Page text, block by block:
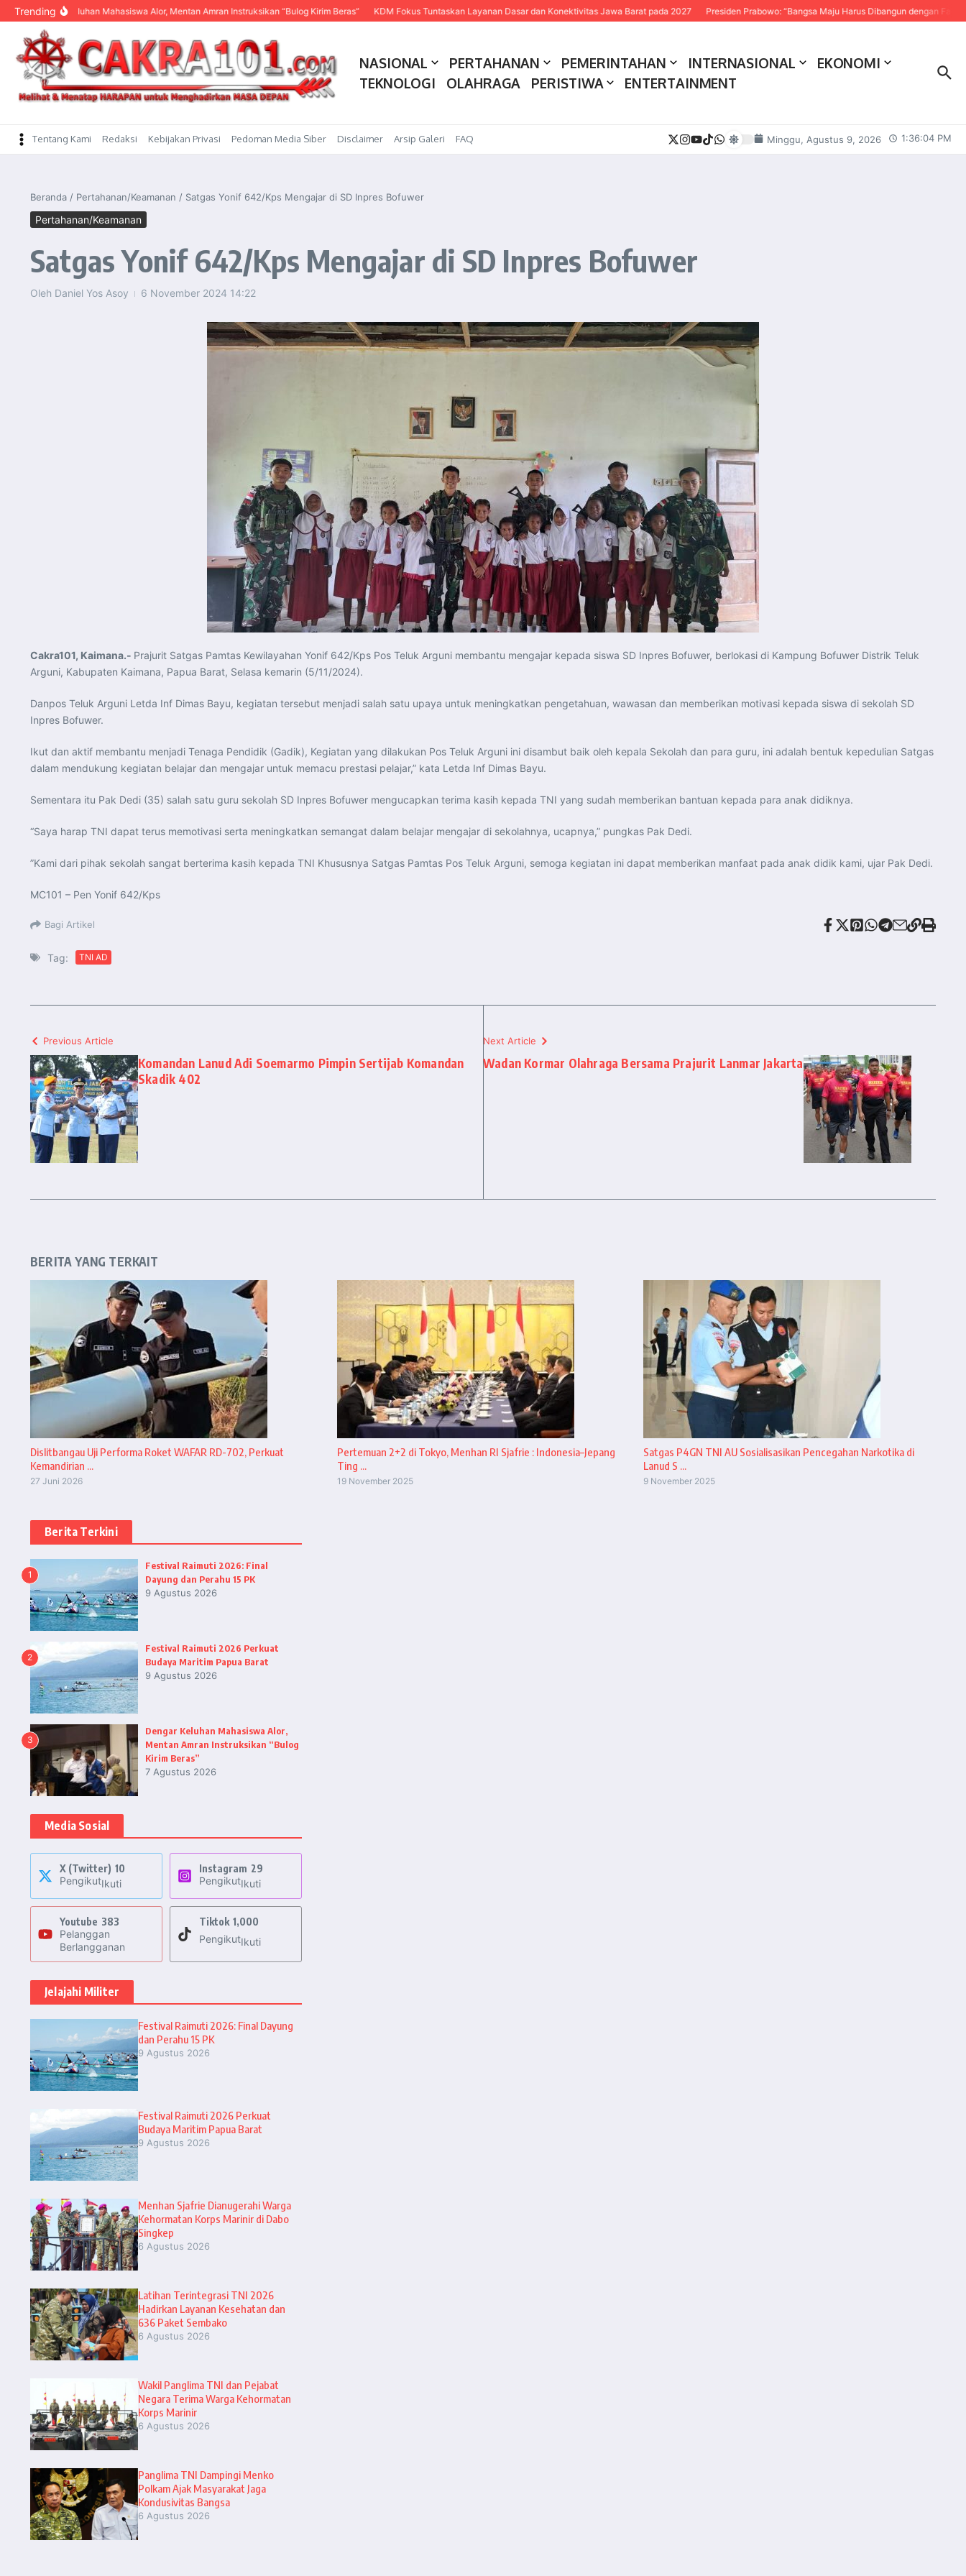
content
Trending
Keluhan Mahasiswa Alor, Mentan Amran Instruksikan “Bulog Kirim Beras” KDM Fokus Tuntaskan Layanan Dasar dan Konektivitas Jawa Barat pada 2027 Presiden Prabowo: “Bangsa Maju Harus Dibangun dengan Fakta dan
NASIONAL PERTAHANAN PEMERINTAHAN INTERNASIONAL
EKONOMI
TEKNOLOGI
OLAHRAGA PERISTIWA ENTERTAINMENT
Tentang Kami Redaksi Kebijakan Privasi Pedoman Media Siber Disclaimer Arsip Galeri FAQ Minggu, Agustus 9, 2026 1:36:05 PM
Beranda / Pertahanan/Keamanan / Satgas Yonif 642/Kps Mengajar di SD Inpres Bofuwer
Pertahanan/Keamanan
Satgas Yonif 642/Kps Mengajar di SD Inpres Bofuwer
Oleh Daniel Yos Asoy 6 November 2024 14:22
Cakra101, Kaimana.- Prajurit Satgas Pamtas Kewilayahan Yonif 642/Kps Pos Teluk Arguni membantu mengajar kepada siswa SD Inpres Bofuwer, berlokasi di Kampung Bofuwer Distrik Teluk
Arguni, Kabupaten Kaimana, Papua Barat, Selasa kemarin (5/11/2024).
Danpos Teluk Arguni Letda Inf Dimas Bayu, kegiatan tersebut menjadi salah satu upaya untuk meningkatkan pengetahuan, wawasan dan memberikan motivasi kepada siswa di sekolah SD
Inpres Bofuwer.
Ikut dan aktif membantu menjadi Tenaga Pendidik (Gadik), Kegiatan yang dilakukan Pos Teluk Arguni ini disambut baik oleh kepala Sekolah dan para guru, ini adalah bentuk kepedulian Satgas
dalam mendukung kegiatan belajar dan mengajar untuk memacu prestasi pelajar,” kata Letda Inf Dimas Bayu.
Sementara itu Pak Dedi (35) salah satu guru sekolah SD Inpres Bofuwer mengucapkan terima kasih kepada TNI yang sudah memberikan bantuan kepada para anak didiknya.
“Saya harap TNI dapat terus memotivasi serta meningkatkan semangat dalam belajar mengajar di sekolahnya, ucapnya,” pungkas Pak Dedi.
”Kami dari pihak sekolah sangat berterima kasih kepada TNI Khususnya Satgas Pamtas Pos Teluk Arguni, semoga kegiatan ini dapat memberikan manfaat pada anak didik kami, ujar Pak Dedi.
MC101 – Pen Yonif 642/Kps
Bagi Artikel
Tag: TNI AD
Previous Article
Komandan Lanud Adi Soemarmo Pimpin Sertijab Komandan
Skadik 402
Next Article
Wadan Kormar Olahraga Bersama Prajurit Lanmar Jakarta
BERITA YANG TERKAIT
Dislitbangau Uji Performa Roket WAFAR RD-702, Perkuat
Kemandirian ...
27 Juni 2026
Pertemuan 2+2 di Tokyo, Menhan RI Sjafrie : Indonesia–Jepang
Ting ...
19 November 2025
Satgas P4GN TNI AU Sosialisasikan Pencegahan Narkotika di
Lanud S ...
9 November 2025
Berita Terkini
1
Festival Raimuti 2026: Final
Dayung dan Perahu 15 PK
9 Agustus 2026
2
Festival Raimuti 2026 Perkuat
Budaya Maritim Papua Barat
9 Agustus 2026
3
Dengar Keluhan Mahasiswa Alor,
Mentan Amran Instruksikan “Bulog
Kirim Beras”
7 Agustus 2026
Media Sosial
X (Twitter) 10
PengikutIkuti
Instagram 29
PengikutIkuti
Youtube 383
Pelanggan
Berlangganan
Tiktok 1,000
PengikutIkuti
Jelajahi Militer
Festival Raimuti 2026: Final Dayung
dan Perahu 15 PK
9 Agustus 2026
Festival Raimuti 2026 Perkuat
Budaya Maritim Papua Barat
9 Agustus 2026
Menhan Sjafrie Dianugerahi Warga
Kehormatan Korps Marinir di Dabo
Singkep
6 Agustus 2026
Latihan Terintegrasi TNI 2026
Hadirkan Layanan Kesehatan dan
636 Paket Sembako
6 Agustus 2026
Wakil Panglima TNI dan Pejabat
Negara Terima Warga Kehormatan
Korps Marinir
6 Agustus 2026
Panglima TNI Dampingi Menko
Polkam Ajak Masyarakat Jaga
Kondusivitas Bangsa
6 Agustus 2026